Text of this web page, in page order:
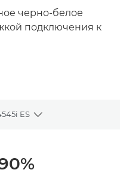
черно-белое
подключения к
ES
Toggle